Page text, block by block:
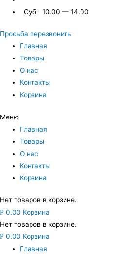
Суб 10.00 — 14.00
Просьба перезвонить
Главная
Товары
О нас
Контакты
Корзина
Меню
Главная
Товары
О нас
Контакты
Корзина
Нет товаров в корзине.
Р 0.00 Корзина
Нет товаров в корзине.
Р 0.00 Корзина
Главная